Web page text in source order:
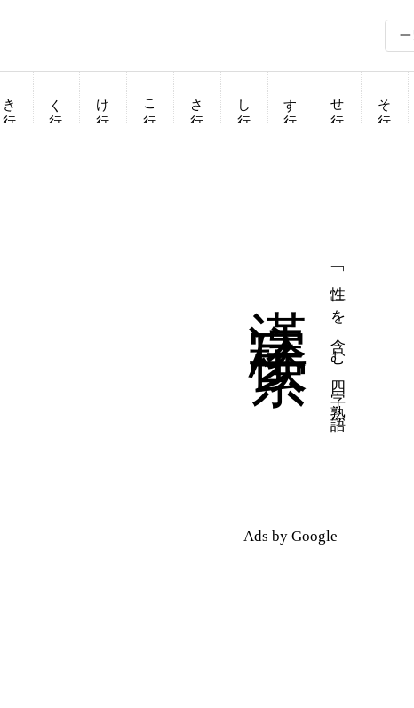
き行 く行 け行 こ行 さ行 し行 す行 せ行 そ行
「性」を含む四字熟語
Ads by Google